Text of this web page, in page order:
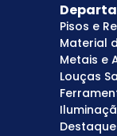
Pisos e
Material
Metais e
Louças